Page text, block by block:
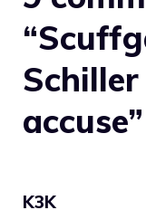
accuse”
K3K